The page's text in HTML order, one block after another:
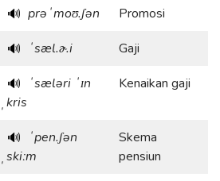
🔊 prəˈmoʊ.ʃən
Promosi
🔊 ˈsæl.ɚ.i
Gaji
🔊
ˈsæləri ˈɪn
ˌkris
Kenaikan gaji
🔊
ˈpen.ʃən
ˌskiːm
Skema
pensiun